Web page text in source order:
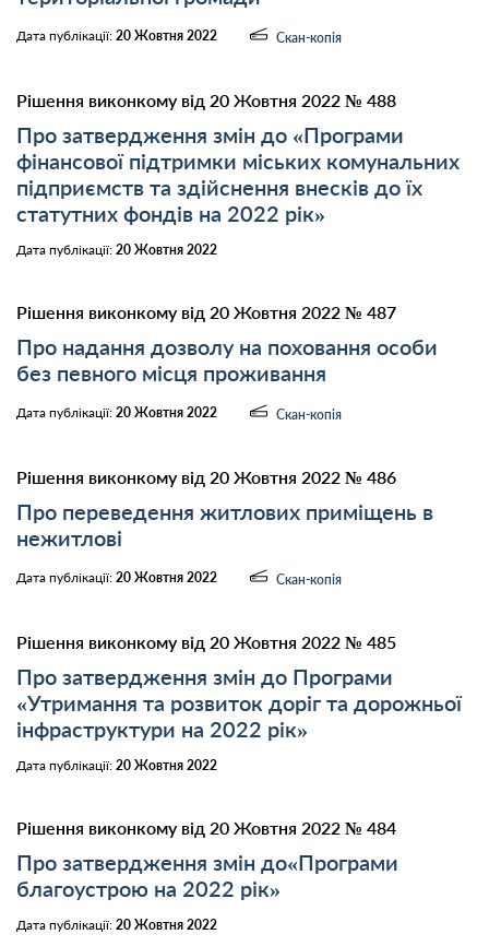
Дата публікації: 20 Жовтня 2022 Скан-копія
Рішення виконкому від 20 Жовтня 2022 № 488
Про затвердження змін до «Програми
фінансової підтримки міських комунальних
підприємств та здійснення внесків до їх
статутних фондів на 2022 рік»
Дата публікації: 20 Жовтня 2022
Рішення виконкому від 20 Жовтня 2022 № 487
Про надання дозволу на поховання особи
без певного місця проживання
Дата публікації: 20 Жовтня 2022 Скан-копія
Рішення виконкому від 20 Жовтня 2022 № 486
Про переведення житлових приміщень в
нежитлові
Дата публікації: 20 Жовтня 2022 Скан-копія
Рішення виконкому від 20 Жовтня 2022 № 485
Про затвердження змін до Програми
«Утримання та розвиток доріг та дорожньої
інфраструктури на 2022 рік»
Дата публікації: 20 Жовтня 2022
Рішення виконкому від 20 Жовтня 2022 № 484
Про затвердження змін до«Програми
благоустрою на 2022 рік»
Дата публікації: 20 Жовтня 2022